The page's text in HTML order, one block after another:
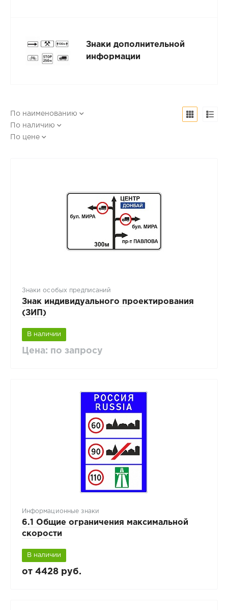
Знаки дополнительной
информации
По наименованию
По наличию
По цене
Знаки особых предписаний
Знак индивидуального проектирования
(ЗИП)
В наличии
Цена: по запросу
Информационные знаки
6.1 Общие ограничения максимальной
скорости
В наличии
от 4428 руб.